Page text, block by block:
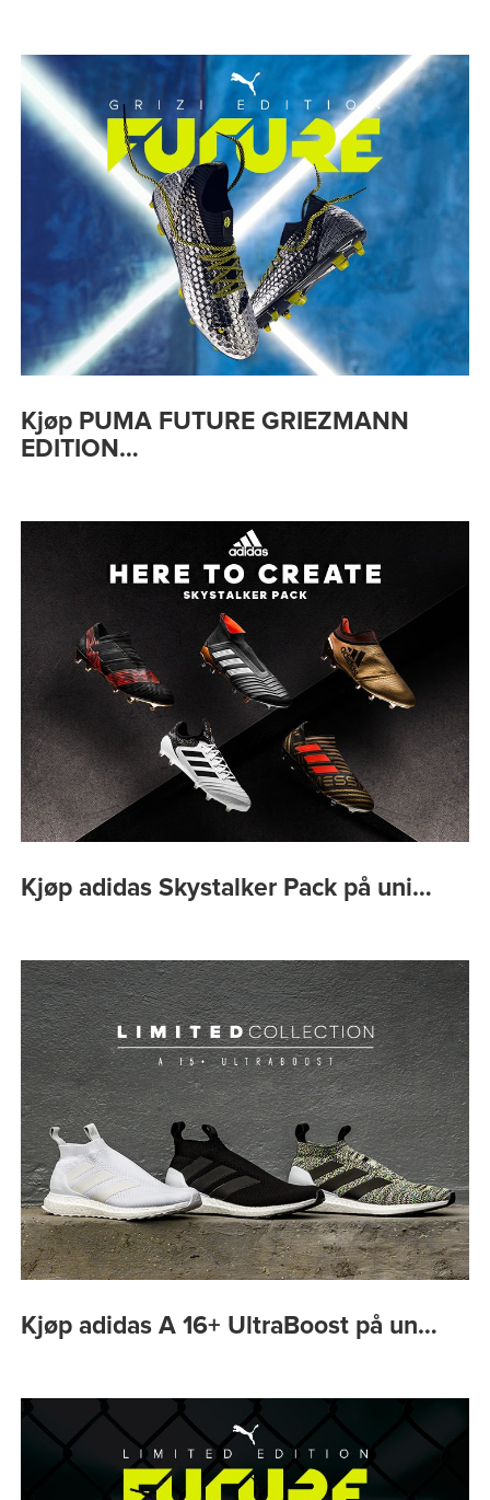
Kjøp PUMA FUTURE GRIEZMANN
EDITION…
Kjøp adidas Skystalker Pack på uni…
Kjøp adidas A 16+ UltraBoost på un…